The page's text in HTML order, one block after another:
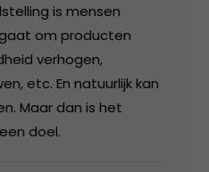
is mensen
om producten
verhogen,
etc. En natuurlijk kan
Maar dan is het
doel.